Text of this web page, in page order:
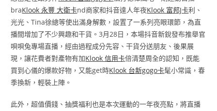
braKlook 永豐 大衛卡nd商家和抖音達人年夜Klook 富邦J卡利、
光光、Tina徐總等使出滿身解數，設置了一系列亮眼環節，為直
播間增加了不少興趣和干貨。3月28日，本場抖音新銳發布推舉官
唄唄兔專場直播，經由過程成分先容、干貨分送朋友、後果展
現，讓花費者對產物有加Klook 信用卡倍清楚周全的認知，既能
買到心儀的爆款好物，又能get時Klook 台新gogo卡髦小常識，春
季換新，輕裝上陣。
此外，超值價錢、抽獎福利也是本次運動的一年夜亮點，將直播